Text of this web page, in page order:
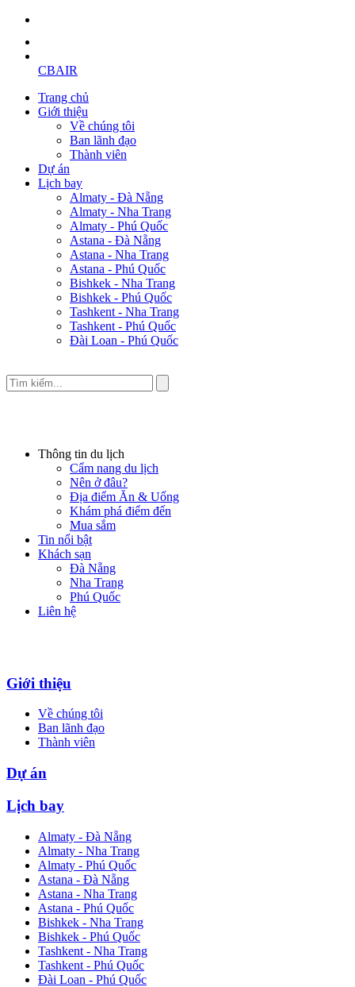
CBAIR
Trang chủ
Giới thiệu
Về chúng tôi
Ban lãnh đạo
Thành viên
Dự án
Lịch bay
Almaty - Đà Nẵng
Almaty - Nha Trang
Almaty - Phú Quốc
Astana - Đà Nẵng
Astana - Nha Trang
Astana - Phú Quốc
Bishkek - Nha Trang
Bishkek - Phú Quốc
Tashkent - Nha Trang
Tashkent - Phú Quốc
Đài Loan - Phú Quốc
Thông tin du lịch
Cẩm nang du lịch
Nên ở đâu?
Địa điểm Ăn & Uống
Khám phá điểm đến
Mua sắm
Tin nổi bật
Khách sạn
Đà Nẵng
Nha Trang
Phú Quốc
Liên hệ
Giới thiệu
Về chúng tôi
Ban lãnh đạo
Thành viên
Dự án
Lịch bay
Almaty - Đà Nẵng
Almaty - Nha Trang
Almaty - Phú Quốc
Astana - Đà Nẵng
Astana - Nha Trang
Astana - Phú Quốc
Bishkek - Nha Trang
Bishkek - Phú Quốc
Tashkent - Nha Trang
Tashkent - Phú Quốc
Đài Loan - Phú Quốc